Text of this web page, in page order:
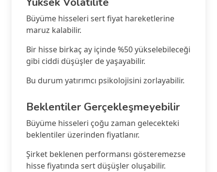
Büyüme hisseleri sert fiyat hareketlerine
maruz kalabilir.
Bir hisse birkaç ay içinde %50 yükselebileceği
gibi ciddi düşüşler de yaşayabilir.
Bu durum yatırımcı psikolojisini zorlayabilir.
Beklentiler Gerçekleşmeyebilir
Büyüme hisseleri çoğu zaman gelecekteki
beklentiler üzerinden fiyatlanır.
Şirket beklenen performansı gösteremezse
hisse fiyatında sert düşüşler oluşabilir.